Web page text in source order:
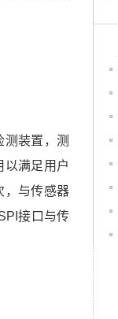
装置，测
以满足用户
，与传感器
接口与传